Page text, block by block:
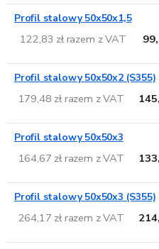
Profil stalowy 50x50x1,5
122,83 zł razem z VAT
Profil stalowy 50x50x2 (S355)
179,48 zł razem z VAT
Profil stalowy 50x50x3
164,67 zł razem z VAT
Profil stalowy 50x50x3 (S355)
264,17 zł razem z VAT